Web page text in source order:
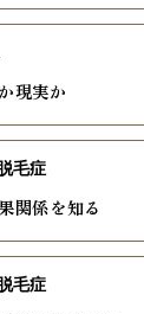
現実か
関係を知る
毛症
毛症